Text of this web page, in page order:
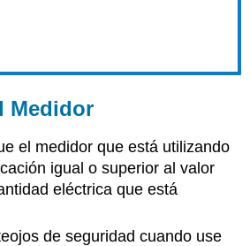
Medidor
el medidor que está utilizando
igual o superior al valor
eléctrica que está
de seguridad cuando use